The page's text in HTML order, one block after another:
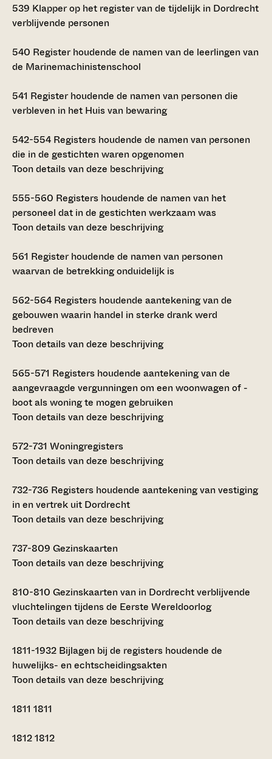
539 Klapper op het register van de tijdelijk in Dordrecht
verblijvende personen
540 Register houdende de namen van de leerlingen van
de Marinemachinistenschool
541 Register houdende de namen van personen die
verbleven in het Huis van bewaring
542-554 Registers houdende de namen van personen
die in de gestichten waren opgenomen
Toon details van deze beschrijving
555-560 Registers houdende de namen van het
personeel dat in de gestichten werkzaam was
Toon details van deze beschrijving
561 Register houdende de namen van personen
waarvan de betrekking onduidelijk is
562-564 Registers houdende aantekening van de
gebouwen waarin handel in sterke drank werd
bedreven
Toon details van deze beschrijving
565-571 Registers houdende aantekening van de
aangevraagde vergunningen om een woonwagen of -
boot als woning te mogen gebruiken
Toon details van deze beschrijving
572-731 Woningregisters
Toon details van deze beschrijving
732-736 Registers houdende aantekening van vestiging
in en vertrek uit Dordrecht
Toon details van deze beschrijving
737-809 Gezinskaarten
Toon details van deze beschrijving
810-810 Gezinskaarten van in Dordrecht verblijvende
vluchtelingen tijdens de Eerste Wereldoorlog
Toon details van deze beschrijving
1811-1932 Bijlagen bij de registers houdende de
huwelijks- en echtscheidingsakten
Toon details van deze beschrijving
1811 1811
18121812